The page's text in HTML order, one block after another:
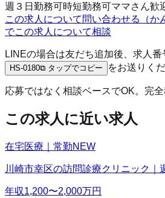
週３日勤務可時短勤務可ママさん歓
この求人について問い合わせる（か
でこの求人について相談
LINEの場合は友だち追加後、求人番
HS-0180⧉ タップでコピー をお送りく
応募ではなく相談ベースでOK。完全
この求人に近い求人
在宅医療｜常勤NEW
川崎市幸区の訪問診療クリニック｜
年収1,200〜2,000万円